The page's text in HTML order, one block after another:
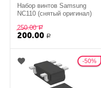
Набор винтов Samsung
NC110 (снятый оригинал)
250.00 Р
200.00 Р
50%